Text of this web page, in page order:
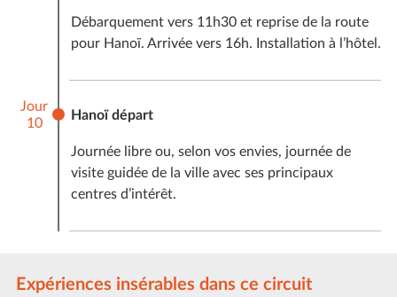
Débarquement vers 11h30 et reprise de la route
pour Hanoï. Arrivée vers 16h. Installation à l’hôtel.
Jour
10
Hanoï départ
Journée libre ou, selon vos envies, journée de
visite guidée de la ville avec ses principaux
centres d’intérêt.
Expériences insérables dans ce circuit